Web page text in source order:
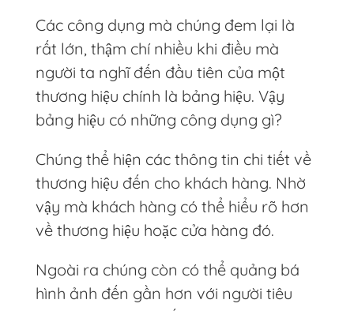
Các công dụng mà chúng đem lại là
rất lớn, thậm chí nhiều khi điều mà
người ta nghĩ đến đầu tiên của một
thương hiệu chính là bảng hiệu. Vậy
bảng hiệu có những công dụng gì?
Chúng thể hiện các thông tin chi tiết về
thương hiệu đến cho khách hàng. Nhờ
vậy mà khách hàng có thể hiểu rõ hơn
về thương hiệu hoặc cửa hàng đó.
Ngoài ra chúng còn có thể quảng bá
hình ảnh đến gần hơn với người tiêu